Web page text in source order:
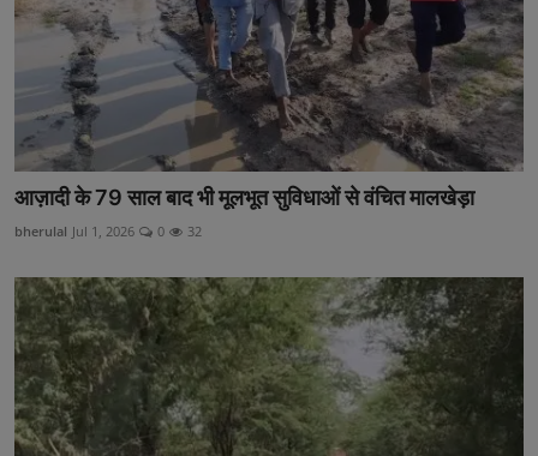
आज़ादी के 79 साल बाद भी मूलभूत सुविधाओं से वंचित मालखेड़ा
bherulal Jul 1, 2026 0 32